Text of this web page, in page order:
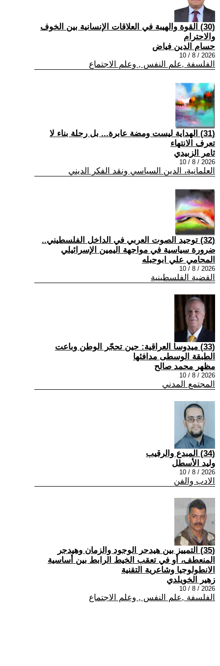
(30) القوة والهيبة في العلاقات الإنسانية بين الخوف
والاحترام
حسام الدين فياض
2026 / 8 / 10
الفلسفة ,علم النفس , وعلم الاجتماع
(31) الهداية ليست ومضة عابرة... بل رحلة بناء لا
تعرف الانتهاء
ثامر الزبيدي
2026 / 8 / 10
العلمانية، الدين السياسي ونقد الفكر الديني
(32) توحيد الصوت العربي في الداخل الفلسطيني..
ضرورة سياسية في مواجهة اليمين الإسرائيلي
المحامي علي ابوحبله
2026 / 8 / 10
القضية الفلسطينية
(33) ميدوسا العراقية: حين تحجّر الوطن وباعت
الطبقة الوسطى مدافئها
مظهر محمد صالح
2026 / 8 / 10
المجتمع المدني
(34) المبدع والرقيب
وليد الأسطل
2026 / 8 / 10
الادب والفن
(35) التمييز بين هيدجر الوجود والزمان وهيدجر
المنعطف، أو في تعقب الخيط الرابط بين أساسية
الانطولوجيا وشاعرية التقنية
زهير الخويلدي
2026 / 8 / 10
الفلسفة ,علم النفس , وعلم الاجتماع